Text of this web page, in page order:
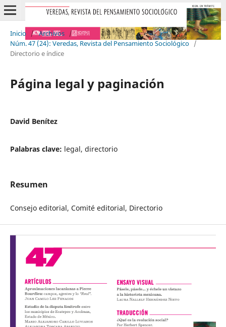
Inicio / Archivos /
Núm. 47 (24): Veredas, Revista del Pensamiento Sociológico /
Directorio e índice
Página legal y paginación
David Benítez
Palabras clave: legal, directorio
Resumen
Consejo editorial, Comité editorial, Directorio